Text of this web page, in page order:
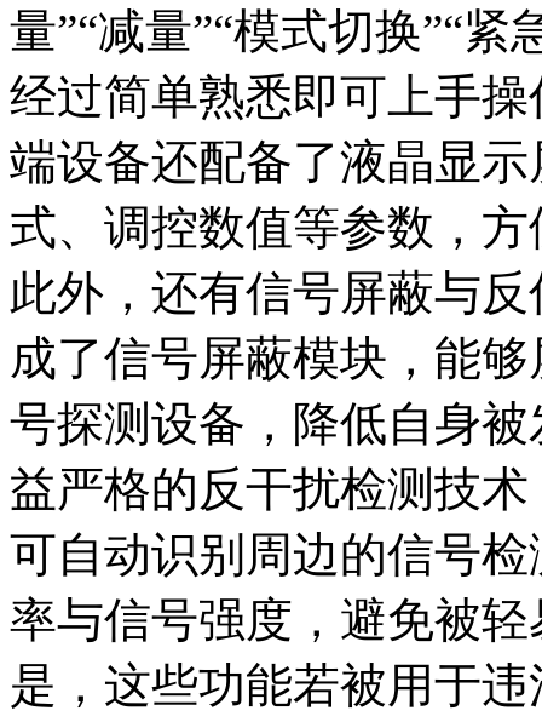
量”“减量”“模式切换”“
经过简单熟悉即可上手
端设备还配备了液晶显
式、调控数值等参数，
此外，还有信号屏蔽与
成了信号屏蔽模块，能
号探测设备，降低自身
益严格的反干扰检测技
可自动识别周边的信号
率与信号强度，避免被
是，这些功能若被用于